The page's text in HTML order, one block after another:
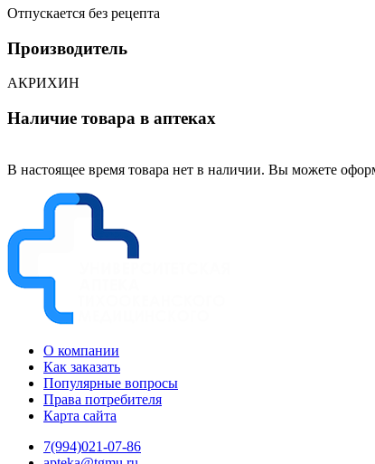
Отпускается без рецепта
Производитель
АКРИХИН
Наличие товара в аптеках
В настоящее время товара нет в наличии. Вы можете
О компании
Как заказать
Популярные вопросы
Права потребителя
Карта сайта
7(994)021-07-86